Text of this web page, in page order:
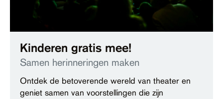
Kinderen gratis mee!
Samen herinneringen maken
Ontdek de betoverende wereld van theater en
geniet samen van voorstellingen die zijn